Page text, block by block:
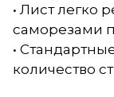
• Лист легко
саморезами
•
количество